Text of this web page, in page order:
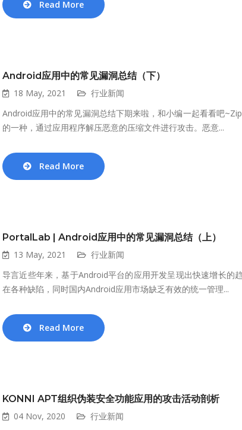
Read More
Android应用中的常见漏洞总结（下）
18 May, 2021
行业新闻
Android应用中的常见漏洞总结下期来啦，和小编一起看看吧
的一种，通过应用程序解压恶意的压缩文件进行攻击。恶意...
Read More
PortalLab | Android应用中的常见漏洞总结（上）
13 May, 2021
行业新闻
导言近些年来，基于Android平台的应用开发呈现出快速增长
在各种缺陷，同时国内Android应用市场缺乏有效的统一管理...
Read More
KONNI APT组织伪装安全功能应用的攻击活动剖析
04 Nov, 2020
行业新闻